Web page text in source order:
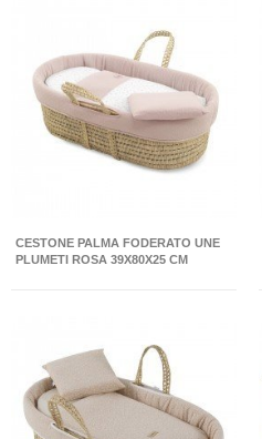
CESTONE PALMA FODERATO UNE
PLUMETI ROSA 39X80X25 CM